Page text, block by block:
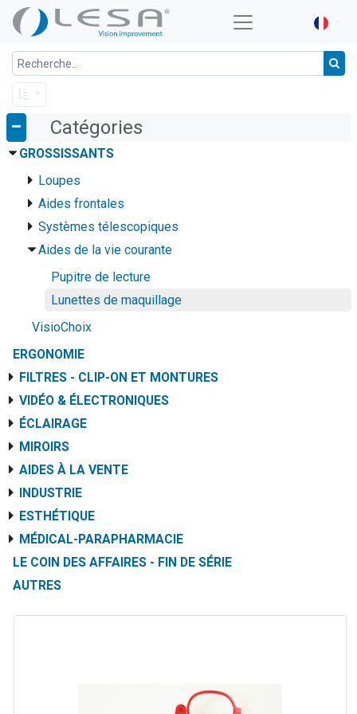
Catégories
GROSSISSANTS
Loupes
Aides frontales
Systèmes télescopiques
Aides de la vie courante
Pupitre de lecture
Lunettes de maquillage
VisioChoix
ERGONOMIE
FILTRES - CLIP-ON ET MONTURES
VIDÉO & ÉLECTRONIQUES
ÉCLAIRAGE
MIROIRS
AIDES À LA VENTE
INDUSTRIE
ESTHÉTIQUE
MÉDICAL-PARAPHARMACIE
LE COIN DES AFFAIRES - FIN DE SÉRIE
AUTRES